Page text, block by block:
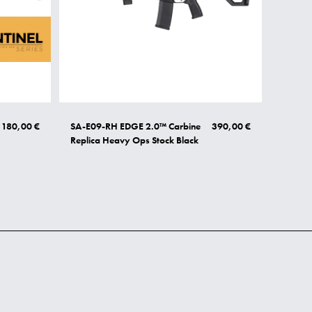
180,00 €
SA-E09-RH EDGE 2.0™ Carbine
Replica Heavy Ops Stock Black
390,00 €